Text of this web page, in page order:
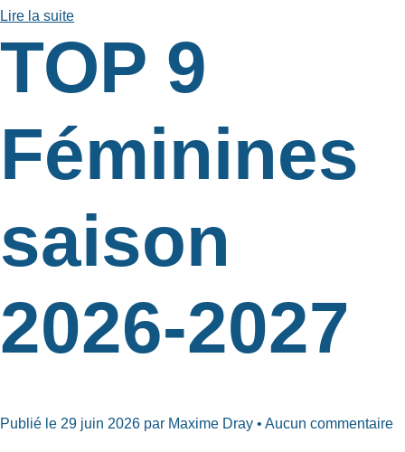
Lire la suite
TOP 9
Féminines
saison
2026-2027
Publié le 29 juin 2026 par Maxime Dray • Aucun commentaire